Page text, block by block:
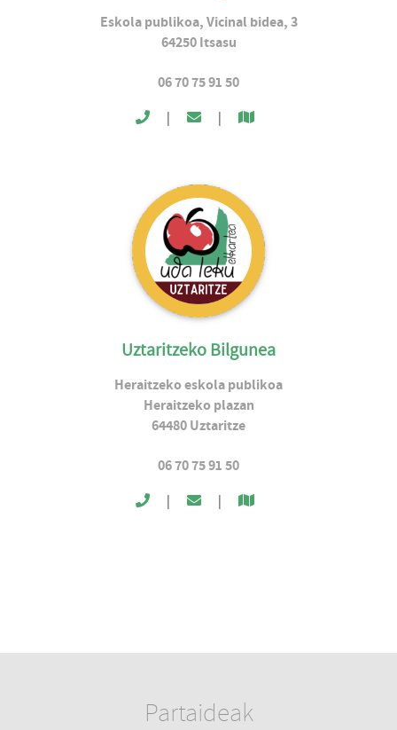
Eskola publikoa, Vicinal bidea, 3
64250 Itsasu
06 70 75 91 50
| |
Uztaritzeko Bilgunea
Heraitzeko eskola publikoa
Heraitzeko plazan
64480Uztaritze
06 70 75 91 50
| |
Partaideak